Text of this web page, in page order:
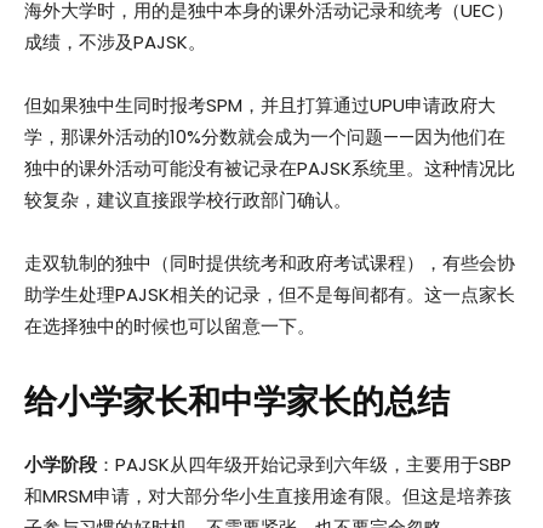
海外大学时，用的是独中本身的课外活动记录和统考（UEC）
成绩，不涉及PAJSK。
但如果独中生同时报考SPM，并且打算通过UPU申请政府大
学，那课外活动的10%分数就会成为一个问题——因为他们在
独中的课外活动可能没有被记录在PAJSK系统里。这种情况比
较复杂，建议直接跟学校行政部门确认。
走双轨制的独中（同时提供统考和政府考试课程），有些会协
助学生处理PAJSK相关的记录，但不是每间都有。这一点家长
在选择独中的时候也可以留意一下。
给小学家长和中学家长的总结
小学阶段 ：PAJSK从四年级开始记录到六年级，主要用于SBP
和MRSM申请，对大部分华小生直接用途有限。但这是培养孩